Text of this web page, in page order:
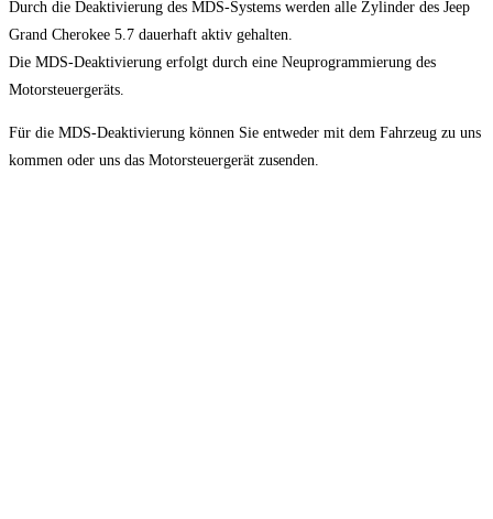
Durch die Deaktivierung des MDS-Systems werden alle Zylinder des Jeep
Grand Cherokee 5.7 dauerhaft aktiv gehalten.
Die MDS-Deaktivierung erfolgt durch eine Neuprogrammierung des
Motorsteuergeräts.
Für die MDS-Deaktivierung können Sie entweder mit dem Fahrzeug zu uns
kommen oder uns das Motorsteuergerät zusenden.